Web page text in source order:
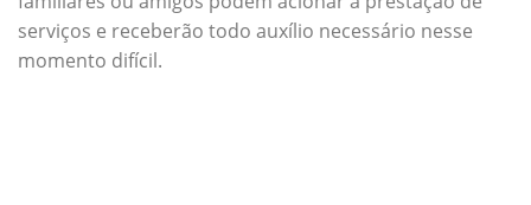
serviços e receberão todo auxílio necessário nesse
momento difícil.